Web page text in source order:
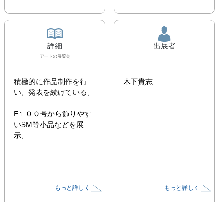
詳細
アート の展覧会
積極的に作品制作を行
い、発表を続けている。
F１００号から飾りやす
いSM等小品などを展
示。
もっと詳しく
出展者
木下貴志
もっと詳しく